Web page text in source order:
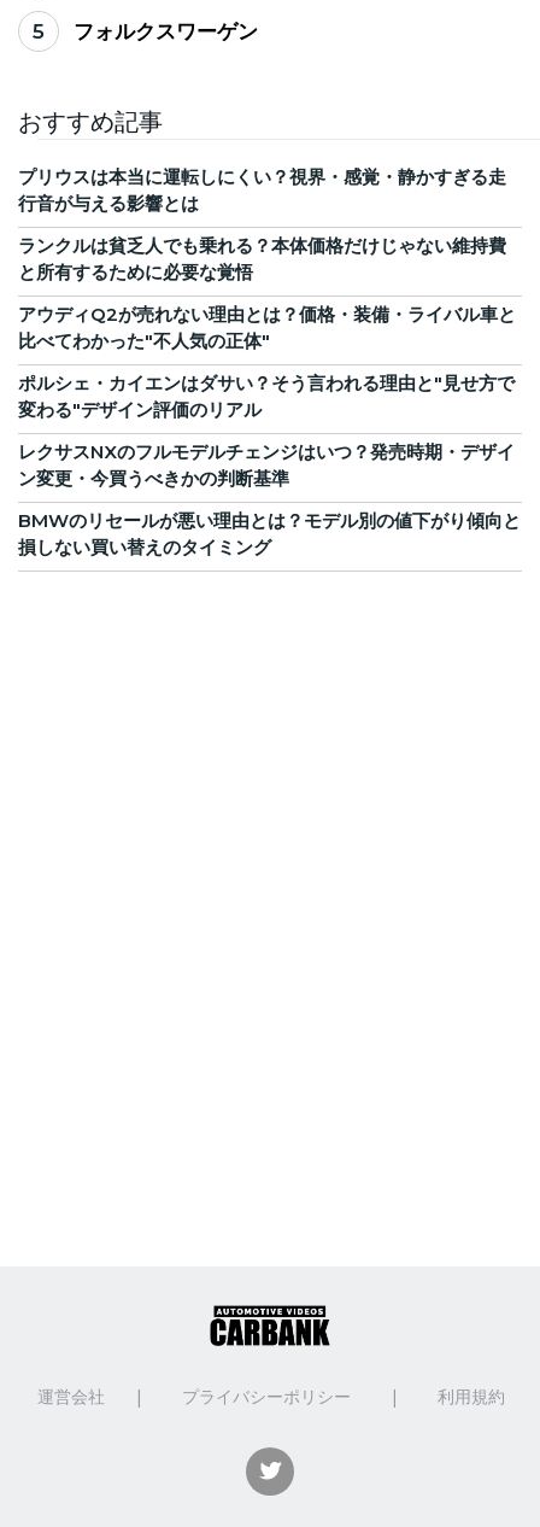
5 フォルクスワーゲン
おすすめ記事
プリウスは本当に運転しにくい？視界・感覚・静かすぎる走
行音が与える影響とは
ランクルは貧乏人でも乗れる？本体価格だけじゃない維持費
と所有するために必要な覚悟
アウディQ2が売れない理由とは？価格・装備・ライバル車と
比べてわかった"不人気の正体"
ポルシェ・カイエンはダサい？そう言われる理由と"見せ方で
変わる"デザイン評価のリアル
レクサスNXのフルモデルチェンジはいつ？発売時期・デザイ
ン変更・今買うべきかの判断基準
BMWのリセールが悪い理由とは？モデル別の値下がり傾向と
損しない買い替えのタイミング
運営会社 | プライバシーポリシー | 利用規約